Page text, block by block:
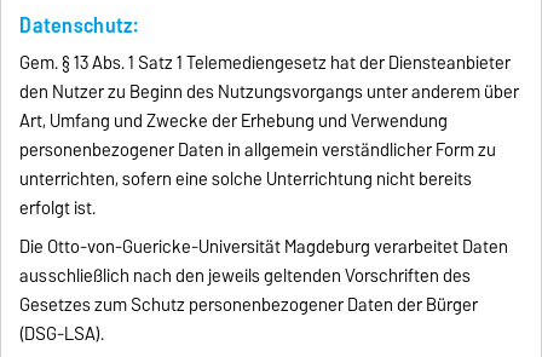
Datenschutz:
Gem. § 13 Abs. 1 Satz 1 Telemediengesetz hat der Diensteanbieter
den Nutzer zu Beginn des Nutzungsvorgangs unter anderem über
Art, Umfang und Zwecke der Erhebung und Verwendung
personenbezogener Daten in allgemein verständlicher Form zu
unterrichten, sofern eine solche Unterrichtung nicht bereits
erfolgt ist.
Die Otto-von-Guericke-Universität Magdeburg verarbeitet Daten
ausschließlich nach den jeweils geltenden Vorschriften des
Gesetzes zum Schutz personenbezogener Daten der Bürger
(DSG-LSA).